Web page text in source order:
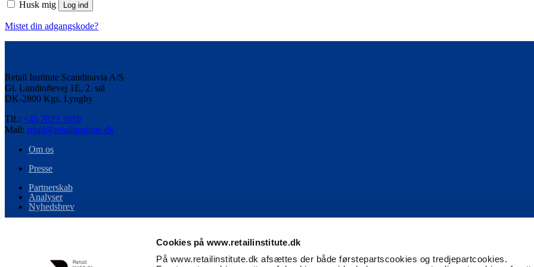
Cookies på www.retailinstitute.dk
På www.retailinstitute.dk afsættes der både førstepartscookies og tredjepartcookies.
Husk mig Log ind
Mistet din adgangskode?
Retail Institute Scandinavia A/S
Gl. Lundtoftevej 1E, 2. sal
DK-2800 Kgs. Lyngby
Tlf.: +45 7023 3010
Mail: retail@retailinstitute.dk
Om os
Presse
Partnerskab
Analyser
Nyhedsbrev
Cookiespecifikation